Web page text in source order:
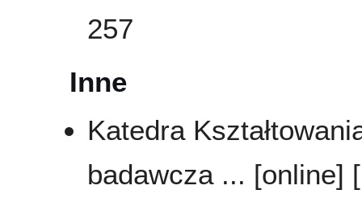
257
Inne
Katedra
badawcza ... [online]